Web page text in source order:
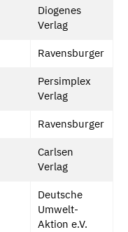
Diogenes
Verlag
Ravensburger
Persimplex
Verlag
Ravensburger
Carlsen
Verlag
Deutsche
Umwelt-
Aktion e.V.